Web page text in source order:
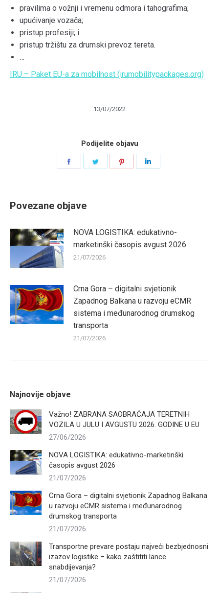
pravilima o vožnji i vremenu odmora i tahografima;
upućivanje vozača;
pristup profesiji; i
pristup tržištu za drumski prevoz tereta.
…
IRU – Paket EU-a za mobilnost (irumobilitypackages.org)
13/07/2022
Podijelite objavu
Povezane objave
NOVA LOGISTIKA: edukativno-
marketinški časopis avgust 2026
21/07/2026
Crna Gora – digitalni svjetionik
Zapadnog Balkana u razvoju eCMR
sistema i međunarodnog drumskog
transporta
21/07/2026
Najnovije objave
Važno! ZABRANA SAOBRAĆAJA TERETNIH
VOZILA U JULU I AVGUSTU 2026. GODINE U EU
27/06/2026
NOVA LOGISTIKA: edukativno-marketinški
časopis avgust 2026
21/07/2026
Crna Gora – digitalni svjetionik Zapadnog Balkana
u razvoju eCMR sistema i međunarodnog
drumskog transporta
21/07/2026
Transportne prevare postaju najveći bezbjednosni
izazov logistike – kako zaštititi lance
snabdijevanja?
21/07/2026